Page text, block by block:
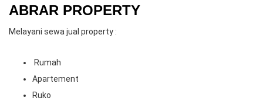
ABRAR PROPERTY
Melayani sewa jual property :
Rumah
Apartement
Ruko